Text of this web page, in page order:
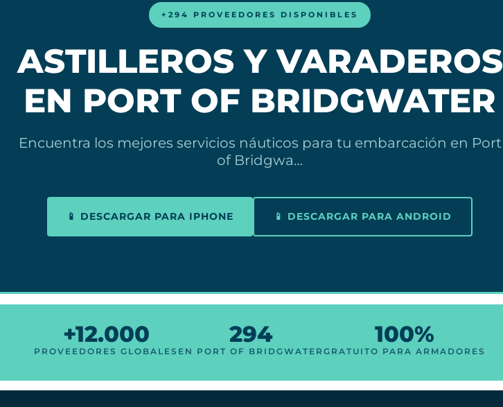
+294 PROVEEDORES DISPONIBLES
ASTILLEROS Y VARADEROS
EN PORT OF BRIDGWATER
Encuentra los mejores servicios náuticos para tu embarcación en Port
of Bridgwa…
📱 DESCARGAR PARA IPHONE 📱 DESCARGAR PARA ANDROID
+12.000
PROVEEDORES GLOBALES
294
EN PORT OF BRIDGWATER
100%
GRATUITO PARA ARMADORES